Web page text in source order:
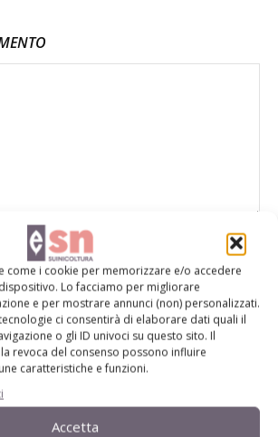
come i cookie per memorizzare e/o accedere
Lo facciamo per migliorare
e per mostrare annunci (non) personalizzati.
ci consentirà di elaborare dati quali il
o gli ID univoci su questo sito. Il
revoca del consenso possono influire
caratteristiche e funzioni.
Accetta
email e sito web in questo browser per la
commento.